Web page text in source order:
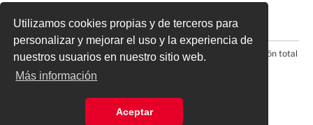
Utilizamos cookies propias y de terceros para
personalizar y mejorar el uso y la experiencia de
nuestros usuarios en nuestro sitio web.
Más información
Aceptar
© 2026 Todos los derechos reservados. Prohibida la reproducción total
o parcial, incluyendo cualquier medio electrónico*